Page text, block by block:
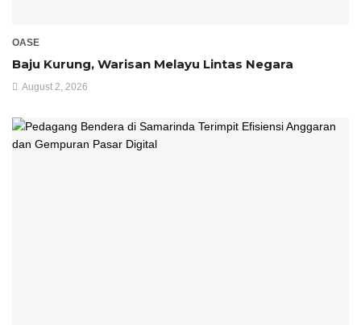
OASE
Baju Kurung, Warisan Melayu Lintas Negara
August 2, 2026